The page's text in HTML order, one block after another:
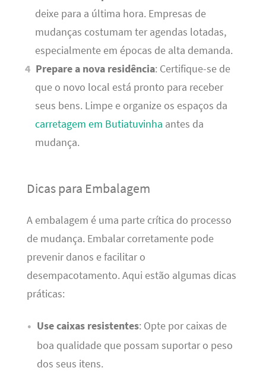
deixe para a última hora. Empresas de
mudanças costumam ter agendas lotadas,
especialmente em épocas de alta demanda.
Prepare a nova residência: Certifique-se de
que o novo local está pronto para receber
seus bens. Limpe e organize os espaços da
carretagem em Butiatuvinha antes da
mudança.
Dicas para Embalagem
A embalagem é uma parte crítica do processo
de mudança. Embalar corretamente pode
prevenir danos e facilitar o
desempacotamento. Aqui estão algumas dicas
práticas:
Use caixas resistentes: Opte por caixas de
boa qualidade que possam suportar o peso
dos seus itens.